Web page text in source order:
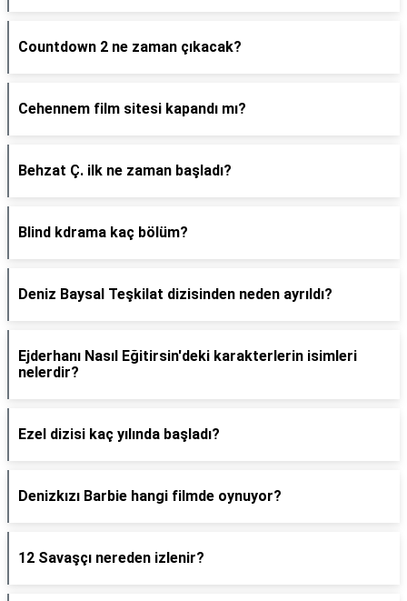
Countdown 2 ne zaman çıkacak?
Cehennem film sitesi kapandı mı?
Behzat Ç. ilk ne zaman başladı?
Blind kdrama kaç bölüm?
Deniz Baysal Teşkilat dizisinden neden ayrıldı?
Ejderhanı Nasıl Eğitirsin'deki karakterlerin isimleri
nelerdir?
Ezel dizisi kaç yılında başladı?
Denizkızı Barbie hangi filmde oynuyor?
12 Savaşçı nereden izlenir?